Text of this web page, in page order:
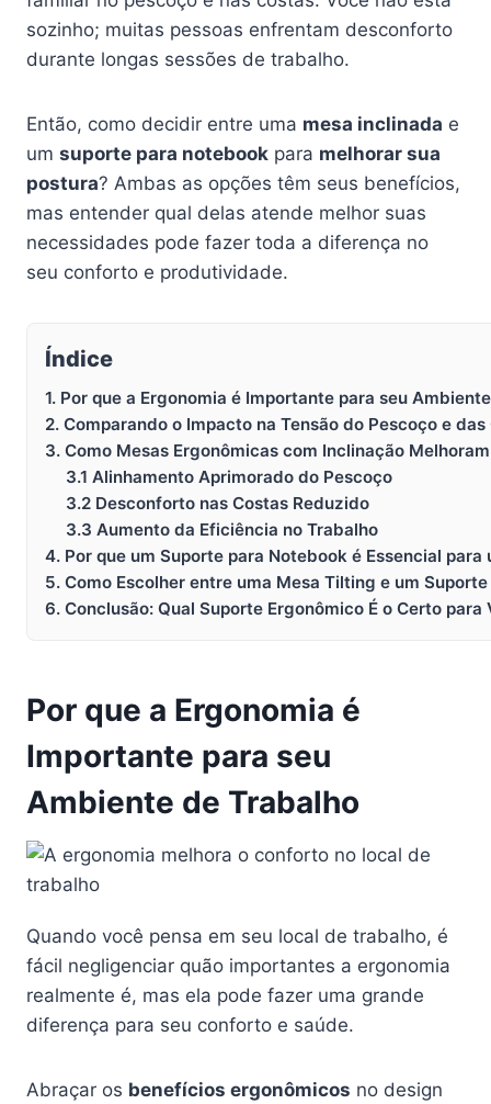
sozinho; muitas pessoas enfrentam desconforto
durante longas sessões de trabalho.
Então, como decidir entre uma mesa inclinada e
um suporte para notebook para melhorar sua
postura? Ambas as opções têm seus benefícios,
mas entender qual delas atende melhor suas
necessidades pode fazer toda a diferença no
seu conforto e produtividade.
Índice
1. Por que a Ergonomia é Importante para seu
2. Comparando o Impacto na Tensão do Pescoço e
3. Como Mesas Ergonômicas com Inclinação
3.1 Alinhamento Aprimorado do Pescoço
3.2 Desconforto nas Costas Reduzido
3.3 Aumento da Eficiência no Trabalho
4. Por que um Suporte para Notebook é Essencial
5. Como Escolher entre uma Mesa Tilting e um
6. Conclusão: Qual Suporte Ergonômico É o Certo para
Por que a Ergonomia é
Importante para seu
Ambiente de Trabalho
Quando você pensa em seu local de trabalho, é
fácil negligenciar quão importantes a ergonomia
realmente é, mas ela pode fazer uma grande
diferença para seu conforto e saúde.
Abraçar os benefícios ergonômicos no design